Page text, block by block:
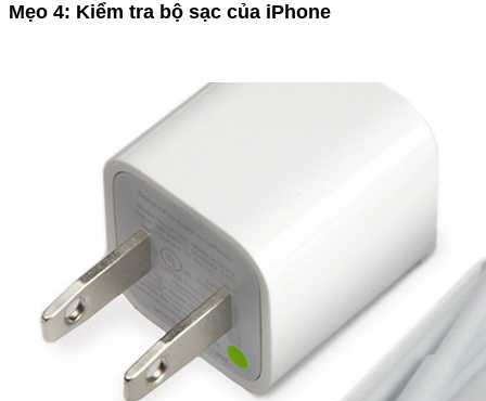
Mẹo 4: Kiểm tra bộ sạc của iPhone